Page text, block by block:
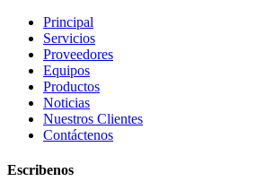
Principal
Servicios
Proveedores
Equipos
Productos
Noticias
Nuestros Clientes
Contáctenos
Escribenos